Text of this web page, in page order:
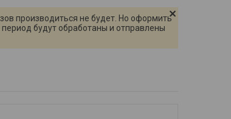
производиться не будет. Но оформить
будут обработаны и отправлены